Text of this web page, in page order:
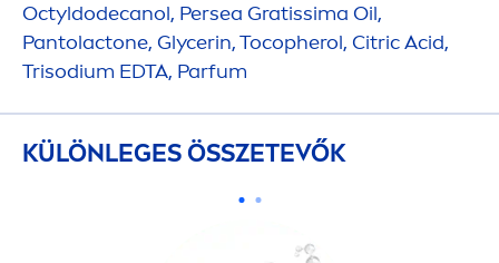
Octyldodecanol, Persea Gratissima Oil,
Pantolactone, Glycerin, Tocopherol, Citric Acid,
Trisodium EDTA, Parfum
KÜLÖNLEGES ÖSSZETEVŐK